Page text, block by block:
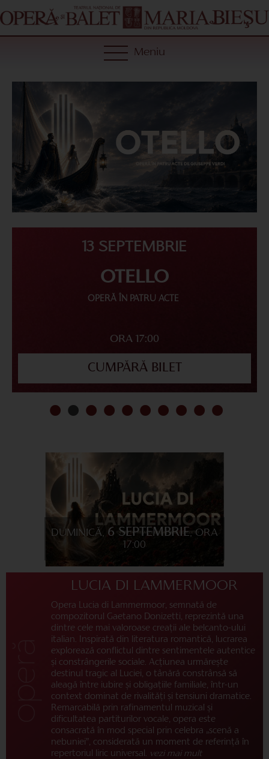
Meniu
13 SEPTEMBRIE
OTELLO
OPERĂ ÎN PATRU ACTE
ORA 17:00
CUMPĂRĂ BILET
DUMINICĂ, 6 SEPTEMBRIE, ORA
17:00
LUCIA DI LAMMERMOOR
Opera Lucia di Lammermoor, semnată de
compozitorul Gaetano Donizetti, reprezintă una
dintre cele mai valoroase creații ale belcanto-ului
italian. Inspirată din literatura romantică, lucrarea
explorează conflictul dintre sentimentele autentice
și constrângerile sociale. Acțiunea urmărește
destinul tragic al Luciei, o tânără constrânsă să
aleagă între iubire și obligațiile familiale, într-un
context dominat de rivalități și tensiuni dramatice.
Remarcabilă prin rafinamentul muzical și
dificultatea partiturilor vocale, opera este
consacrată în mod special prin celebra „scenă a
nebuniei”, considerată un moment de referință în
repertoriul liric universal. vezi mai mult